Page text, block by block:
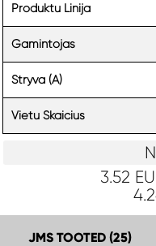
Produktu Linija
Gamintojas
Stryva (A)
Vietu Skaicius
3.52
JMS TOOTED (25)